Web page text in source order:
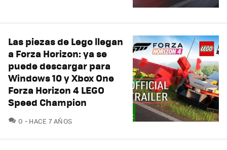
Las piezas de Lego llegan
a Forza Horizon: ya se
puede descargar para
Windows 10 y Xbox One
Forza Horizon 4 LEGO
Speed ​​Champion
0 COMENTARIOS
HACE 7 AÑOS